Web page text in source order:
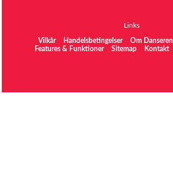
Links
Vilkår Handelsbetingelser Om Danseren
Features & Funktioner
Sitemap Kontakt